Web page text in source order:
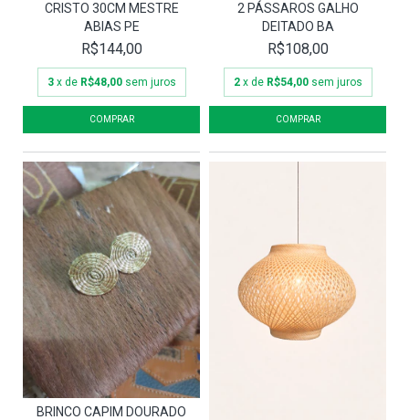
CRISTO 30CM MESTRE
ABIAS PE
R$144,00
3 x de R$48,00 sem juros
2 PÁSSAROS GALHO
DEITADO BA
R$108,00
2 x de R$54,00 sem juros
BRINCO CAPIM DOURADO